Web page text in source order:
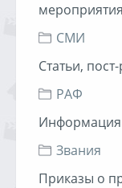
СМИ
Статьи,
РАФ
Информация
Звания
Приказы о